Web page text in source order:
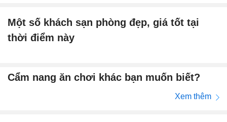
Một số khách sạn phòng đẹp, giá tốt tại
thời điểm này
Cẩm nang ăn chơi khác bạn muốn biết?
Xem thêm